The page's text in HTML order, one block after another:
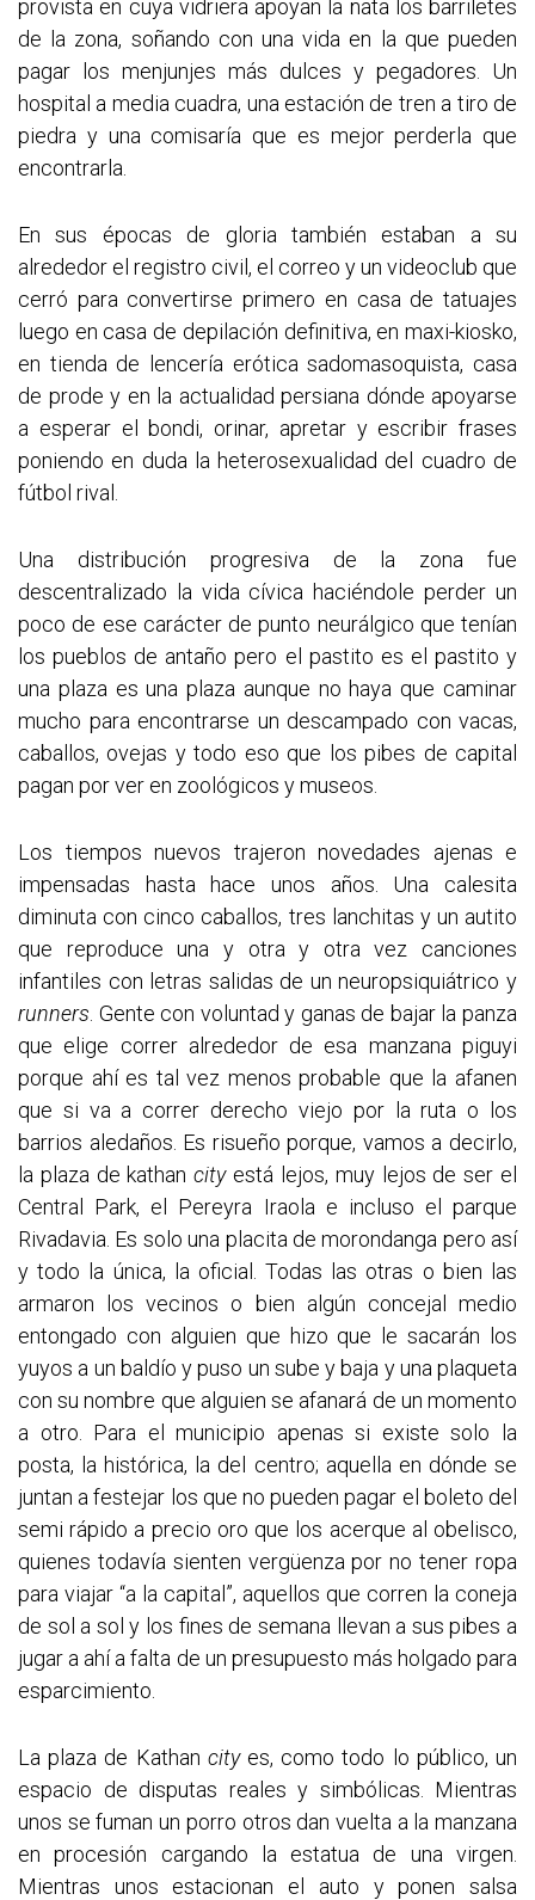
provista en cuya vidriera apoyan la ñata los barriletes
de la zona, soñando con una vida en la que pueden
pagar los menjunjes más dulces y pegadores. Un
hospital a media cuadra, una estación de tren a tiro de
piedra y una comisaría que es mejor perderla que
encontrarla.
En sus épocas de gloria también estaban a su
alrededor el registro civil, el correo y un videoclub que
cerró para convertirse primero en casa de tatuajes
luego en casa de depilación definitiva, en maxi-kiosko,
en tienda de lencería erótica sadomasoquista, casa
de prode y en la actualidad persiana dónde apoyarse
a esperar el bondi, orinar, apretar y escribir frases
poniendo en duda la heterosexualidad del cuadro de
fútbol rival.
Una distribución progresiva de la zona fue
descentralizado la vida cívica haciéndole perder un
poco de ese carácter de punto neurálgico que tenían
los pueblos de antaño pero el pastito es el pastito y
una plaza es una plaza aunque no haya que caminar
mucho para encontrarse un descampado con vacas,
caballos, ovejas y todo eso que los pibes de capital
pagan por ver en zoológicos y museos.
Los tiempos nuevos trajeron novedades ajenas e
impensadas hasta hace unos años. Una calesita
diminuta con cinco caballos, tres lanchitas y un autito
que reproduce una y otra y otra vez canciones
infantiles con letras salidas de un neuropsiquiátrico y
runners . Gente con voluntad y ganas de bajar la panza
que elige correr alrededor de esa manzana piguyi
porque ahí es tal vez menos probable que la afanen
que si va a correr derecho viejo por la ruta o los
barrios aledaños. Es risueño porque, vamos a decirlo,
la plaza de kathancityestá lejos, muy lejos de ser el
Central Park, el Pereyra Iraola e incluso el parque
Rivadavia. Es solo una placita de morondanga pero así
y todo la única, la oficial. Todas las otras o bien las
armaron los vecinos o bien algún concejal medio
entongado con alguien que hizo que le sacarán los
yuyos a un baldío y puso un sube y baja y una plaqueta
con su nombre que alguien se afanará de un momento
a otro. Para el municipio apenas si existe solo la
posta, la histórica, la del centro; aquella en dónde se
juntan a festejar los que no pueden pagar el boleto del
semi rápido a precio oro que los acerque al obelisco,
quienes todavía sienten vergüenza por no tener ropa
para viajar “a la capital”, aquellos que corren la coneja
de sol a sol y los fines de semana llevan a sus pibes a
jugar a ahí a falta de un presupuesto más holgado para
esparcimiento.
La plaza de Kathan cityes, como todo lo público, un
espacio de disputas reales y simbólicas. Mientras
unos se fuman un porro otros dan vuelta a la manzana
en procesión cargando la estatua de una virgen.
Mientras unos estacionan el auto y ponen salsa